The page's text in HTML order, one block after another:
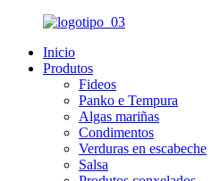
Inicio
Produtos
Fideos
Panko e Tempura
Algas mariñas
Condimentos
Verduras en escabeche
Salsa